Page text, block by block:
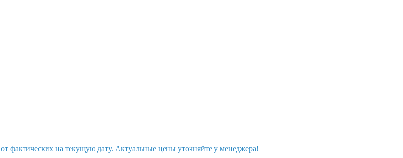
фактических на текущую дату. Актуальные цены уточняйте у менеджера!